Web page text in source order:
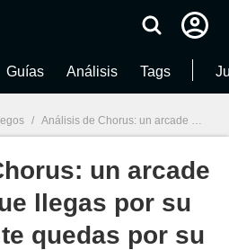
Guías Análisis Tags
/ Análisis de Chorus: un arcade espacial al que llegas por su acción, pero te quedas por su historia
un arcade
llegas por su
quedas por su